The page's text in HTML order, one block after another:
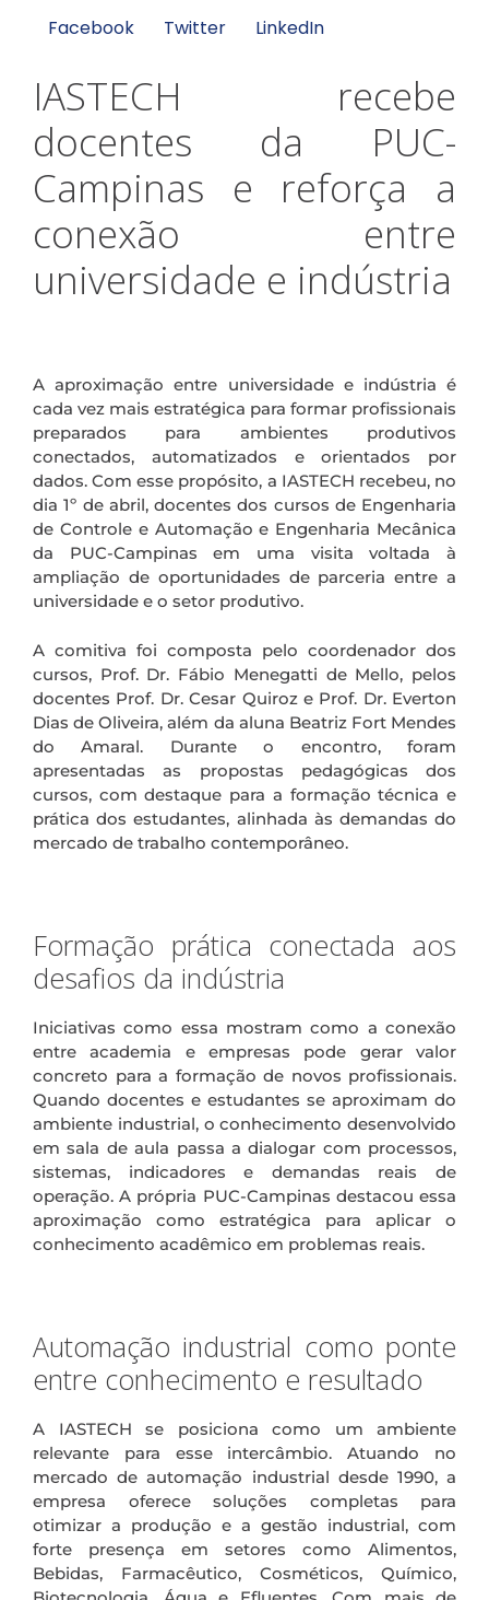
Facebook Twitter LinkedIn
IASTECH recebe
docentes da PUC-
Campinas e reforça a
conexão entre
universidade e indústria
A aproximação entre universidade e indústria é
cada vez mais estratégica para formar profissionais
preparados para ambientes produtivos
conectados, automatizados e orientados por
dados. Com esse propósito, a IASTECH recebeu, no
dia 1º de abril, docentes dos cursos de Engenharia
de Controle e Automação e Engenharia Mecânica
da PUC-Campinas em uma visita voltada à
ampliação de oportunidades de parceria entre a
universidade e o setor produtivo.
A comitiva foi composta pelo coordenador dos
cursos, Prof. Dr. Fábio Menegatti de Mello, pelos
docentes Prof. Dr. Cesar Quiroz e Prof. Dr. Everton
Dias de Oliveira, além da aluna Beatriz Fort Mendes
do Amaral. Durante o encontro, foram
apresentadas as propostas pedagógicas dos
cursos, com destaque para a formação técnica e
prática dos estudantes, alinhada às demandas do
mercado de trabalho contemporâneo.
Formação prática conectada aos
desafios da indústria
Iniciativas como essa mostram como a conexão
entre academia e empresas pode gerar valor
concreto para a formação de novos profissionais.
Quando docentes e estudantes se aproximam do
ambiente industrial, o conhecimento desenvolvido
em sala de aula passa a dialogar com processos,
sistemas, indicadores e demandas reais de
operação. A própria PUC-Campinas destacou essa
aproximação como estratégica para aplicar o
conhecimento acadêmico em problemas reais.
Automação industrial como ponte
entre conhecimento e resultado
A IASTECH se posiciona como um ambiente
relevante para esse intercâmbio. Atuando no
mercado de automação industrial desde 1990, a
empresa oferece soluções completas para
otimizar a produção e a gestão industrial, com
forte presença em setores como Alimentos,
Bebidas, Farmacêutico, Cosméticos, Químico,